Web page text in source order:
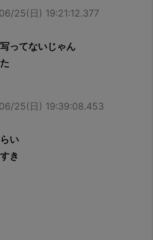
25(日) 19:21:12.377
ってないじゃん
25(日) 19:39:08.453
い
き